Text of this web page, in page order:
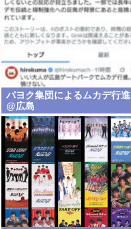
パヨク集団によるムカデ行進
@広島